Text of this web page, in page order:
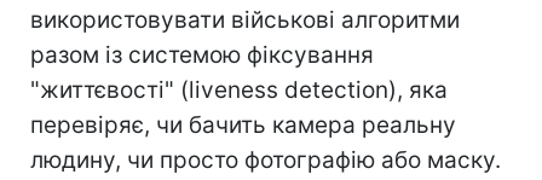
використовувати військові алгоритми
разом із системою фіксування
"життєвості" (liveness detection), яка
перевіряє, чи бачить камера реальну
людину, чи просто фотографію або маску.